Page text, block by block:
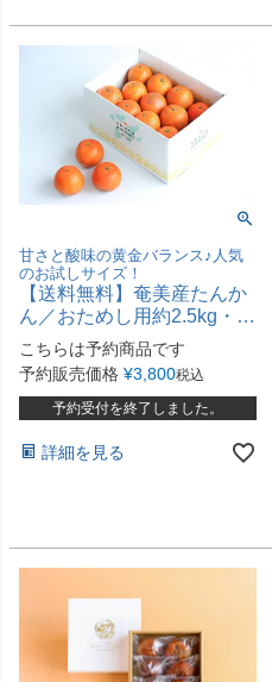
甘さと酸味の黄金バランス♪人気
のお試しサイズ！
【送料無料】奄美産たんか
ん／おためし用約2.5kg・
MS玉 ≪2026年2－3月発
送≫
こちらは予約商品です
予約販売価格 ¥3,800税込
予約受付を終了しました。
詳細を見る